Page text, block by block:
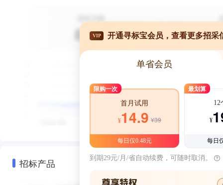
招标产品
VIP 开通寻标宝会员，查看更多招采
单省会员
限购一次
首月试用
¥14.9 ¥39
每日仅0.48元
最划算
12
¥
每日
到期29元/月/省自动续费，可随时取消。